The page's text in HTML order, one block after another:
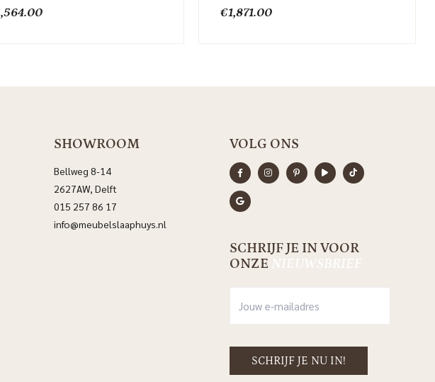
€1,871.00
SHOWROOM
Bellweg 8-14
2627AW, Delft
015 257 86 17
info@meubelslaaphuys.nl
VOLG ONS
SCHRIJF JE IN VOOR
ONZE NIEUWSBRIEF